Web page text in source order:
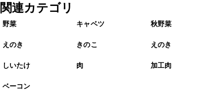
関連カテゴリ
野菜 キャベツ 秋野菜
えのき きのこ えのき
しいたけ 肉 加工肉
ベーコン